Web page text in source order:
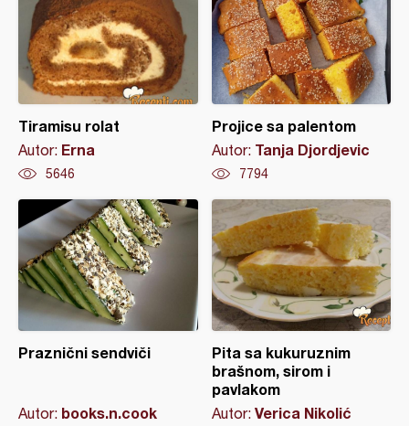
Tiramisu rolat
Autor: Erna
5646
Projice sa palentom
Autor: Tanja Djordjevic
7794
Praznični sendviči
Autor: books.n.cook
Pita sa kukuruznim
brašnom, sirom i
pavlakom
Autor: Verica Nikolić